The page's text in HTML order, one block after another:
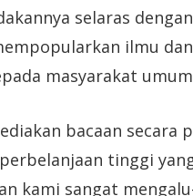
selaras
ilmu dan
masyarakat
bacaan secara
tinggi
kami sangat